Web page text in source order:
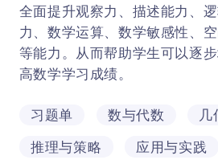
全面提升观察力、描述能力、
力、数学运算、数学敏感性、
等能力。从而帮助学生可以逐
高数学学习成绩。
习题单 数与代数
几
推理与策略
应用与实践